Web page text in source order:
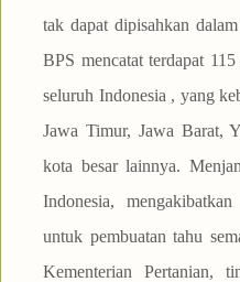
tak dapat dipisahkan
BPS mencatat terdapat
seluruh Indonesia , yang
Jawa Timur, Jawa Barat,
kota besar lainnya.
Indonesia,
untuk pembuatan tahu
Kementerian Pertanian,